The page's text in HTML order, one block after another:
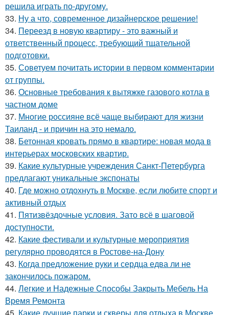
решила играть по-другому.
33. Ну а что, современное дизайнерское решение!
34. Переезд в новую квартиру - это важный и
ответственный процесс, требующий тщательной
подготовки.
35. Советуем почитать истории в первом комментарии
от группы.
36. Основные требования к вытяжке газового котла в
частном доме
37. Многие россияне всё чаще выбирают для жизни
Таиланд - и причин на это немало.
38. Бетонная кровать прямо в квартире: новая мода в
интерьерах московских квартир.
39. Какие культурные учреждения Санкт-Петербурга
предлагают уникальные экспонаты
40. Где можно отдохнуть в Москве, если любите спорт и
активный отдых
41. Пятизвёздочные условия. Зато всё в шаговой
доступности.
42. Какие фестивали и культурные мероприятия
регулярно проводятся в Ростове-на-Дону
43. Когда предложение руки и сердца едва ли не
закончилось пожаром.
44. Легкие и Надежные Способы Закрыть Мебель На
Время Ремонта